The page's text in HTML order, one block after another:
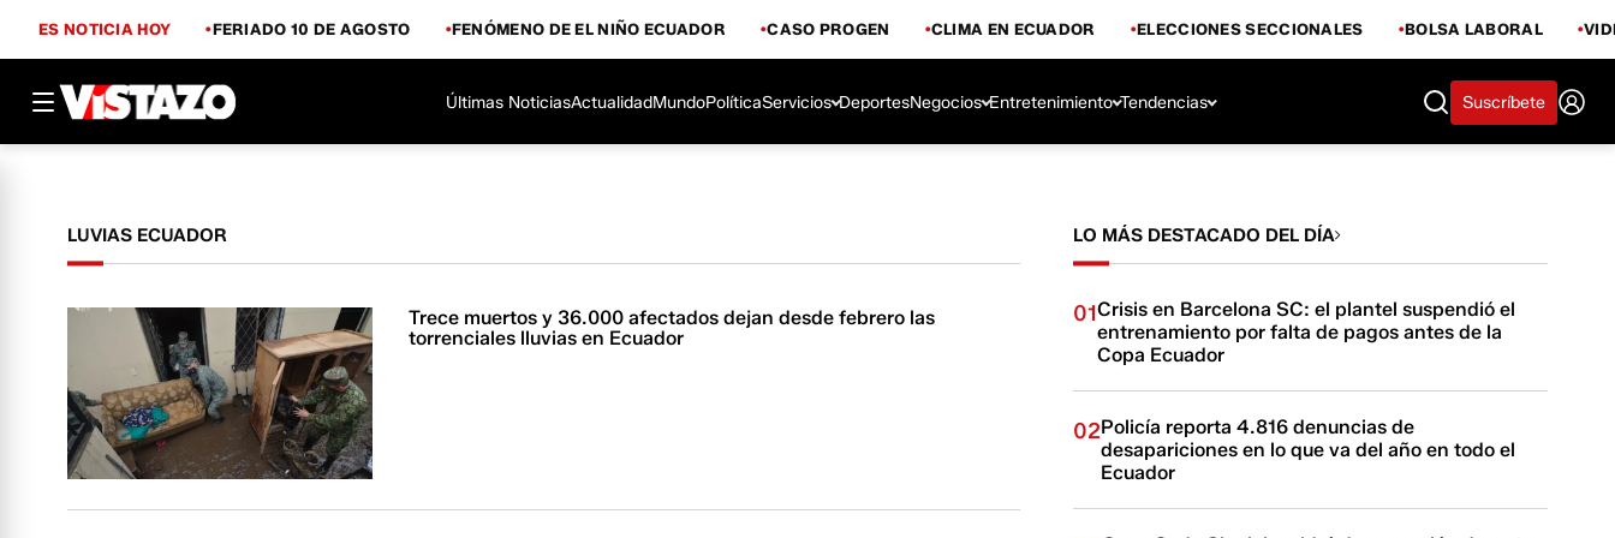
ES NOTICIA HOY FERIADO 10 DE AGOSTO FENÓMENO DE EL NIÑO ECUADOR CASO PROGEN CLIMA EN ECUADOR ELECCIONES SECCIONALES BOLSA LABORAL
Últimas NoticiasActualidadMundoPolíticaServicios DeportesNegocios Entretenimiento Tendencias Suscríbete
LUVIAS ECUADOR
Trece muertos y 36.000 afectados dejan desde febrero las
torrenciales lluvias en Ecuador
LO MÁS DESTACADO DEL DÍA
01Crisis en Barcelona SC: el plantel suspendió el
entrenamiento por falta de pagos antes de la
Copa Ecuador
02Policía reporta 4.816 denuncias de
desapariciones en lo que va del año en todo el
Ecuador